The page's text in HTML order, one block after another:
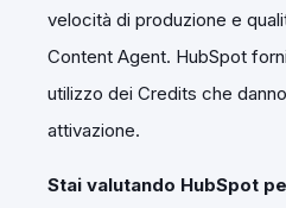
velocità di produzione e
Content Agent. HubSpot
utilizzo dei Credits che
attivazione.
Stai valutando HubSpot